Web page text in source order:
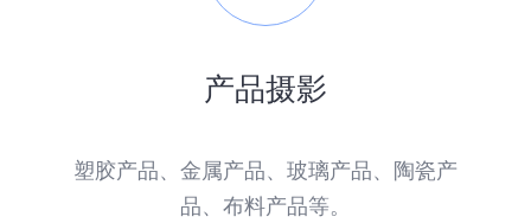
产品摄影
塑胶产品、金属产品、玻璃产品、陶瓷产
品、布料产品等。